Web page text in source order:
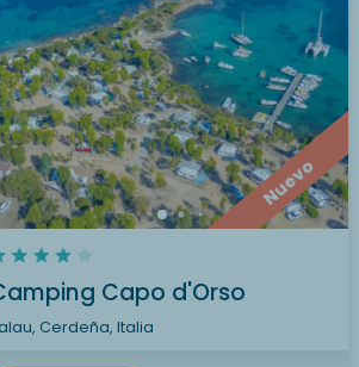
Nuevo
Capo d'Orso
Cerdeña, Italia